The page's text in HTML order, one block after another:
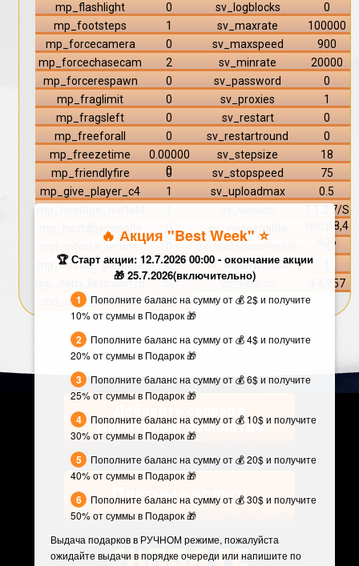
mp_flashlight
0
mp_footsteps
1
mp_forcecamera
0
mp_forcechasecam
2
mp_forcerespawn
0
mp_fraglimit
0
mp_fragsleft
0
mp_freeforall
0
mp_freezetime
0.00000
0
mp_friendlyfire
0
mp_give_player_c4
1
0
mp_infinite_grenade
0
mp_item_respawn_ti
me
30
mp_item_staytime
300
sv_logblocks
0
sv_maxrate
100000
sv_maxspeed
900
sv_minrate
20000
sv_password
0
sv_proxies
1
sv_restart
0
sv_restartround
0
sv_stepsize
18
sv_stopspeed
75
sv_uploadmax
0.5
1.1.2.7/S
tdio,48,4
426
sv_voiceenable
sv_waterfriction
yb_version
4.4.957
мониторинг бесплатно
Платные услуги
🔥 Акция "Best Week" ⭐️
🏆 Старт акции: 12.7.2026 00:00 - окончание акции
🎁 25.7.2026(включительно)
Пополните баланс на сумму от 💰 2$ и получите
10% от суммы в Подарок 🎁
Пополните баланс на сумму от 💰 4$ и получите
20% от суммы в Подарок 🎁
Пополните баланс на сумму от 💰 6$ и получите
25% от суммы в Подарок 🎁
Пополните баланс на сумму от 💰 10$ и получите
30% от суммы в Подарок 🎁
Пополните баланс на сумму от 💰 20$ и получите
40% от суммы в Подарок 🎁
Пополните баланс на сумму от 💰 30$ и получите
50% от суммы в Подарок 🎁
Выдача подарков в РУЧНОМ режиме, пожалуйста
ожидайте выдачи в порядке очереди или напишите по